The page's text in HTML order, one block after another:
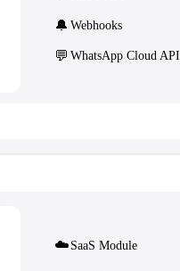
🔔 Webhooks
💬 WhatsApp Cloud API
☁️ SaaS Module